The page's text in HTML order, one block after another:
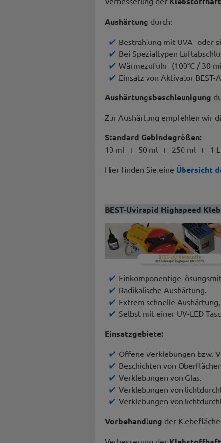
Aushärtung durch:
Bestrahlung mit UVA- oder
Bei Spezialtypen
Wärmezufuhr (100°C / 30
Einsatz von Aktivator BEST-
Aushärtungsbeschleunigung
Zur Aushärtung empfehlen wir
Standard Gebindegrößen:
10 ml ι 50 ml ι 250 ml ι 1 L
Hier finden Sie eine Übersicht
BEST-Uvirapid Highspeed
Einkomponentige
Radikalische Aushärtung.
Extrem schnelle
Selbst mit einer UV-LED
Einsatzgebiete:
Offene Verklebungen bzw.
Beschichten von Oberflächen.
Verklebungen von Glas.
Verklebungen von
Verklebungen von
Vorbehandlung der
Verbesserung der